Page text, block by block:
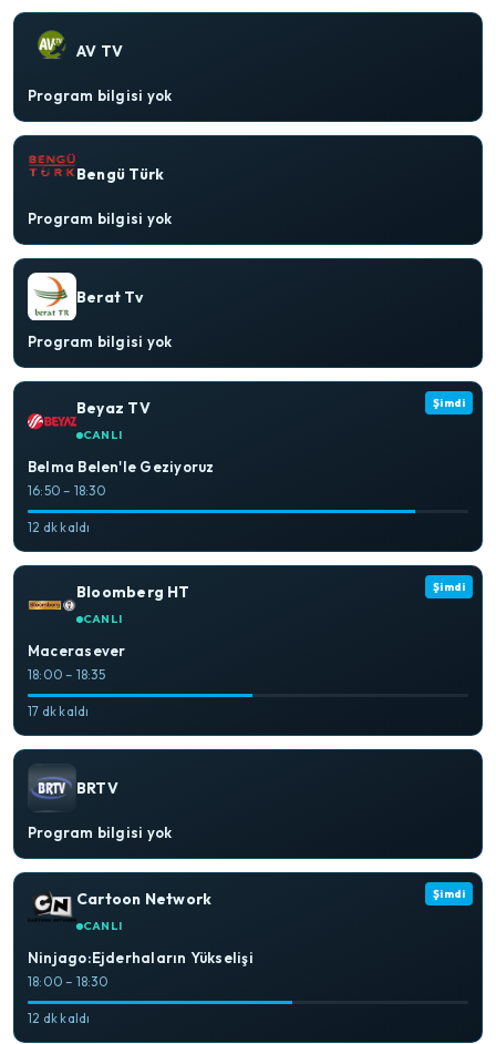
AV TV
Program bilgisi yok
Bengü Türk
Program bilgisi yok
Berat Tv
Program bilgisi yok
Şimdi
Beyaz TV
CANLI
Belma Belen'le Geziyoruz
16:50 – 18:30
12 dk kaldı
Şimdi
Bloomberg HT
CANLI
Macerasever
18:00 – 18:35
17 dk kaldı
BRTV
Program bilgisi yok
Şimdi
Cartoon Network
CANLI
Ninjago:Ejderhaların Yükselişi
18:00 – 18:30
12 dk kaldı